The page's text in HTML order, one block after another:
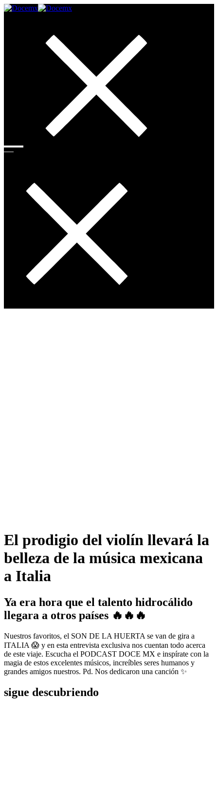
El prodigio del violín llevará la
belleza de la música mexicana
a Italia
Ya era hora que el talento hidrocálido
llegara a otros países 🔥🔥🔥
Nuestros favoritos, el SON DE LA HUERTA se van de gira a
ITALIA 😱 y en esta entrevista exclusiva nos cuentan todo acerca
de este viaje. Escucha el PODCAST DOCE MX e inspírate con la
magia de estos excelentes músicos, increíbles seres humanos y
grandes amigos nuestros. Pd. Nos dedicaron una canción ✨
sigue descubriendo